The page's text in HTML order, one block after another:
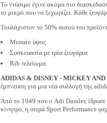
Το ντύσιμο έγινε ακόμα πιο
το μικρό σου να ξεχωρίζει. Κάθε
Τουλάχιστον το 50% αυτού του
Μεσαίο ύψος
Συσκευασία με τρία ζευγάρια
Rib τελείωμα
ADIDAS & DISNEY - MICKEY AND
έμπνευση για μια νέα συλλογή της
Από το 1949 που ο Adi Dassler, ίδρυσε
κίνητρο, η σειρά Sport Performance